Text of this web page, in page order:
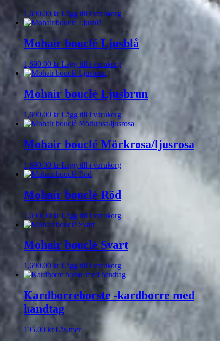
1,690.00 kr Lägg till i varukorg
Mohair bouclé Ljusblå
1,690.00 kr Lägg till i varukorg
Mohair bouclé Ljusbrun
1,690.00 kr Lägg till i varukorg
Mohair bouclé Mörkrosa/ljusrosa
1,690.00 kr Lägg till i varukorg
Mohair bouclé Röd
1,690.00 kr Lägg till i varukorg
Mohair bouclé Svart
1,690.00 kr Lägg till i varukorg
Kardborreborste -kardborre med
handtag
195.00 kr Läs mer